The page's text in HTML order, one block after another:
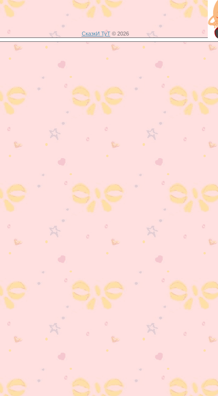
СказкИ ТуТ© 2026